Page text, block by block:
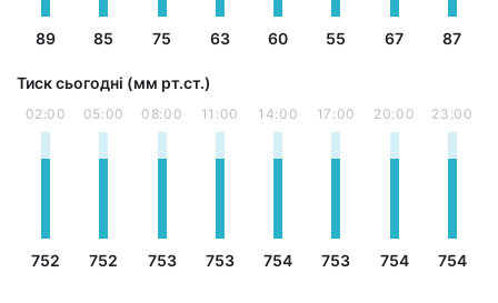
89 85 75 63 60 55 67 87
Тиск сьогодні (мм рт.ст.)
02:00
752
05:00
752
08:00
753
11:00
753
14:00
754
17:00
753
20:00
754
23:00
754